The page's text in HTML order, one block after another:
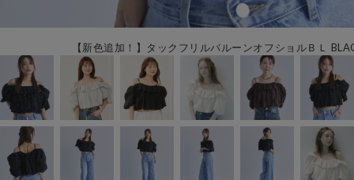
【新色追加！】タックフリルバルーンオフショルＢＬ